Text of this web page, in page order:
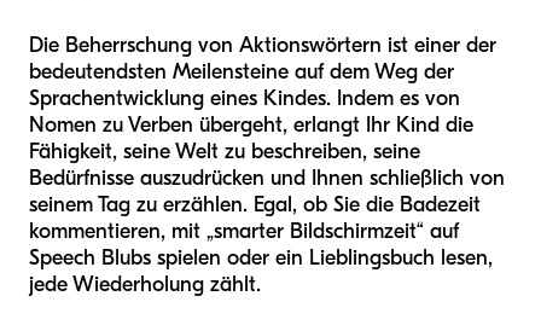
Die Beherrschung von Aktionswörtern ist einer der
bedeutendsten Meilensteine auf dem Weg der
Sprachentwicklung eines Kindes. Indem es von
Nomen zu Verben übergeht, erlangt Ihr Kind die
Fähigkeit, seine Welt zu beschreiben, seine
Bedürfnisse auszudrücken und Ihnen schließlich von
seinem Tag zu erzählen. Egal, ob Sie die Badezeit
kommentieren, mit „smarter Bildschirmzeit“ auf
Speech Blubs spielen oder ein Lieblingsbuch lesen,
jede Wiederholung zählt.